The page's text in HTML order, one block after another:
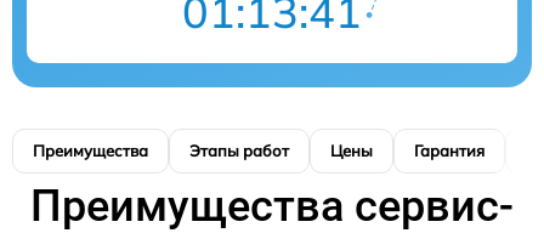
01:13:40
Преимущества Этапы работ Цены Гарантия
Преимущества сервис-